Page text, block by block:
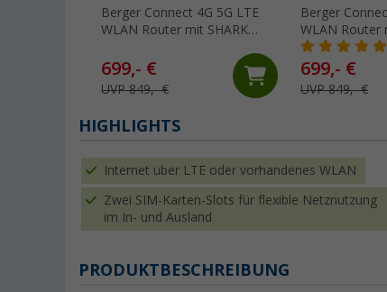
Berger Connect 4G 5G LTE
WLAN Router mit SHARK
699,- €
UVP 849,- €
Berger
WLAN Router
Dachantenne
699,- €
UVP 849,- €
HIGHLIGHTS
Internet über LTE oder vorhandenes WLAN
Zwei SIM-Karten-Slots für flexible Netznutzung
im In- und Ausland
PRODUKTBESCHREIBUNG